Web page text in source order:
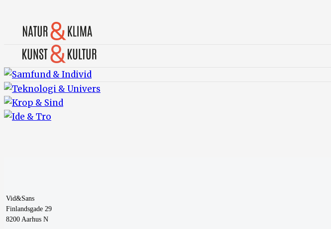
Vid&Sans
Finlandsgade 29
8200 Aarhus N